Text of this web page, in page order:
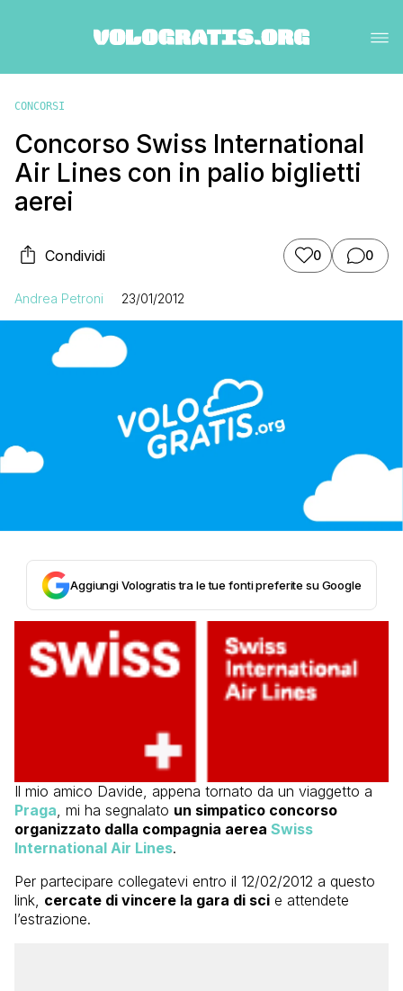
CONCORSI
Concorso Swiss International
Air Lines con in palio biglietti
aerei
Condividi 0 0
Andrea Petroni 23/01/2012
Aggiungi Vologratis tra le tue fonti preferite su Google
Il mio amico Davide, appena tornato da un viaggetto a
Praga , mi ha segnalato un simpatico concorso
organizzato dalla compagnia aerea Swiss
International Air Lines.
Per partecipare collegatevi entro il 12/02/2012 a questo
link, cercate di vincere la gara di sci e attendete
l’estrazione.